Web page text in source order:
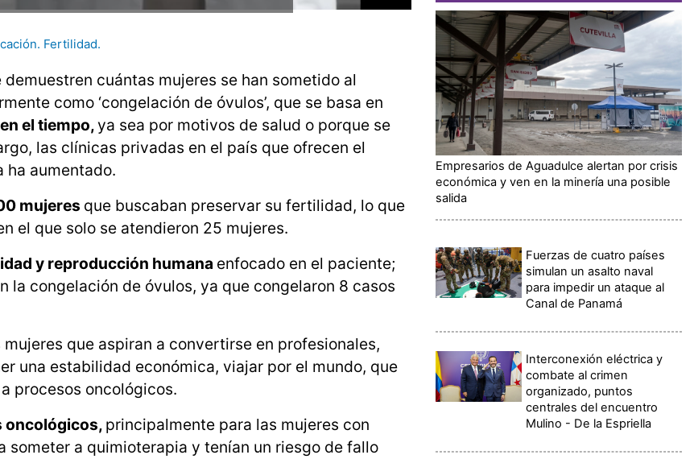
Fertilidad.
cuántas mujeres se han sometido al
como ‘congelación de óvulos’, que se basa en
el tiempo,ya sea por motivos de salud o porque se
las clínicas privadas en el país que ofrecen el
aumentado.
mujeres que buscaban preservar su fertilidad, lo que
el que solo se atendieron 25 mujeres.
y reproducción humana enfocado en el paciente;
la congelación de óvulos, ya que congelaron 8 casos
que aspiran a convertirse en profesionales,
una estabilidad económica, viajar por el mundo, que
procesos oncológicos.
oncológicos, principalmente para las mujeres con
a quimioterapia y tenían un riesgo de fallo
Empresarios de Aguadulce alertan por crisis
económica y ven en la minería una posible
salida
Fuerzas de cuatro países
simulan un asalto naval
para impedir un ataque al
Canal de Panamá
Interconexión eléctrica y
combate al crimen
organizado, puntos
centrales del encuentro
Mulino - De la Espriella